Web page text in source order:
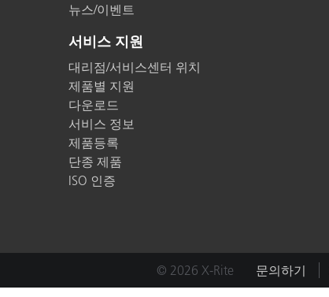
뉴스/이벤트
서비스 지원
대리점/서비스센터 위치
제품별 지원
다운로드
서비스 정보
제품등록
단종 제품
ISO 인증
© 2026 X-Rite 문의하기